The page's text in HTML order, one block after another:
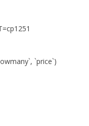
`price`)